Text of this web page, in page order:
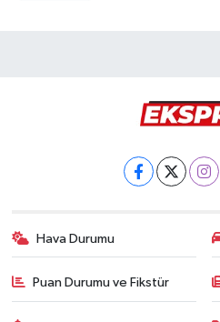
Hava Durumu
Puan Durumu ve Fikstür